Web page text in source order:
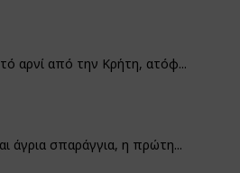
αρνί από την Κρήτη, ατόφ...
άγρια σπαράγγια, η πρώτη...